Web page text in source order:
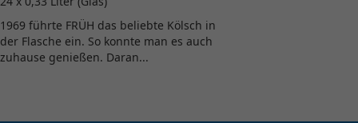
1969 führte FRÜH das beliebte Kölsch in
der Flasche ein. So konnte man es auch
zuhause genießen. Daran...